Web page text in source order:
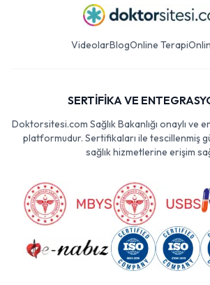
VideolarBlogOnline Terapi
SERTİFİKA VE
Doktorsitesi.com Sağlık Bakanlığı onaylı ve
platformudur. Sertifikaları ile tescillenmiş
sağlık hizmetlerine erişim